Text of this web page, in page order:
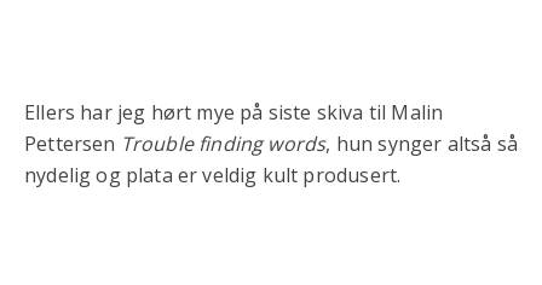
Ellers har jeg hørt mye på siste skiva til Malin
Pettersen Trouble finding words, hun synger altså så
nydelig og plata er veldig kult produsert.